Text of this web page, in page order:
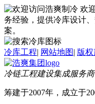
欢
务经验，提供冷库设计
案。
冷库工程| 网站地图| 版权
冷链工程建设集成服务商
筹建于2007年，成立于